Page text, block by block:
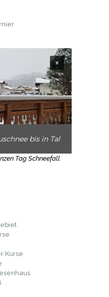
bis in Tal
Tag Schneefall
Kurse